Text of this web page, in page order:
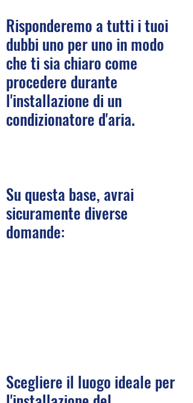
Risponderemo a tutti i tuoi
dubbi uno per uno in modo
che ti sia chiaro come
procedere durante
l'installazione di un
condizionatore d'aria.
Su questa base, avrai
sicuramente diverse
domande:
Scegliere il luogo ideale per